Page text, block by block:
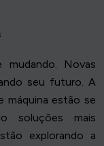
Novas
seu futuro. A
máquina estão se
soluções mais
explorando a